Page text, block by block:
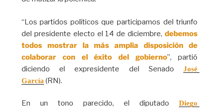
“Los partidos políticos que participamos del triunfo
del presidente electo el 14 de diciembre,debemos
todos mostrar la más amplia disposición de
colaborar con el éxito del gobierno”, partió
diciendo el expresidente del SenadoJosé
García(RN).
En un tono parecido, el diputadoDiego